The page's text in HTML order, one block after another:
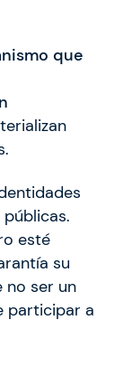
que
esté
su
no ser un
participar a